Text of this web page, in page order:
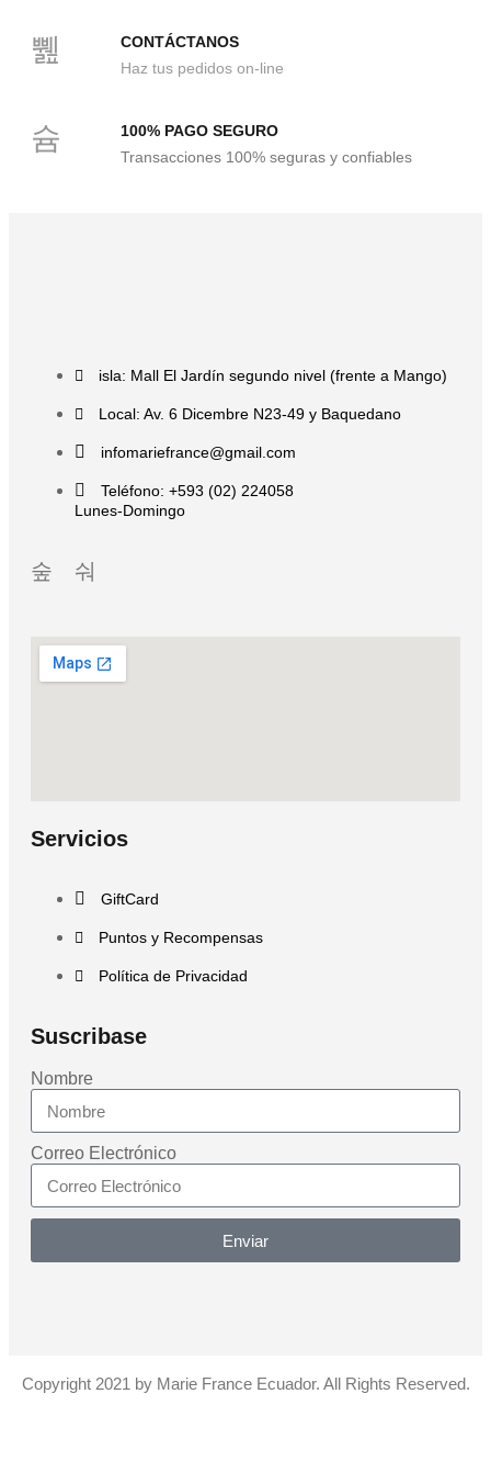
CONTÁCTANOS
Haz tus pedidos on-line
100% PAGO SEGURO
Transacciones 100% seguras y confiables
isla: Mall El Jardín segundo nivel (frente a Mango)
Local: Av. 6 Dicembre N23-49 y Baquedano
infomariefrance@gmail.com
Teléfono: +593 (02) 224058
Lunes-Domingo
Servicios
GiftCard
Puntos y Recompensas
Política de Privacidad
Suscribase
Nombre
Correo Electrónico
Enviar
Copyright 2021 by Marie France Ecuador. All Rights Reserved.